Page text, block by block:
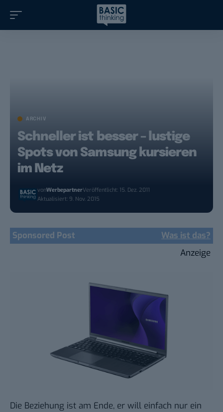
ARCHIV
Schneller ist besser – lustige
Spots von Samsung kursieren
im Netz
vonWerbepartnerVeröffentlicht: 15. Dez. 2011
Aktualisiert: 9. Nov. 2015
Sponsored Post
Was ist das?
Anzeige
Die Beziehung ist am Ende, er will einfach nur ein